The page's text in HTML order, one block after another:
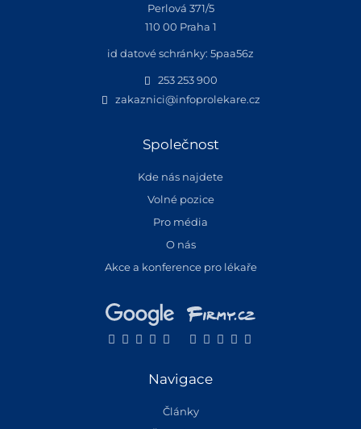
Perlová 371/5
110 00 Praha 1
id datové schránky: 5paa56z
253 253 900
zakaznici@infoprolekare.cz
Společnost
Kde nás najdete
Volné pozice
Pro média
O nás
Akce a konference pro lékaře
Navigace
Články